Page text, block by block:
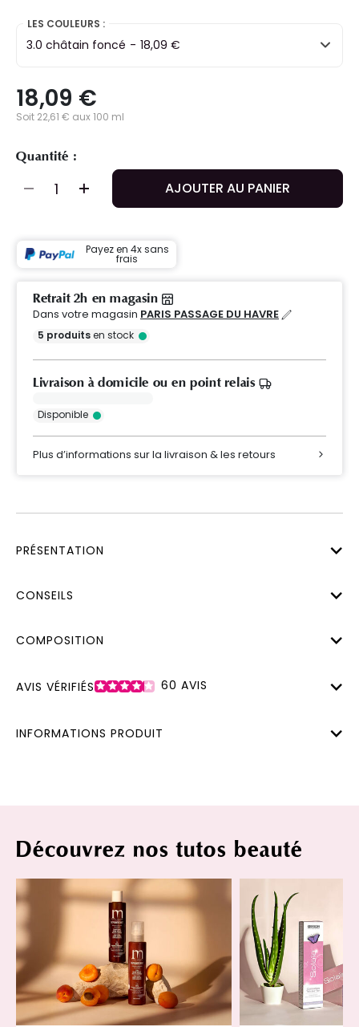
LES COULEURS :
3.0 châtain foncé - 18,09 €
18,09 €
Soit 22,61 € aux 100 ml
Quantité :
AJOUTER AU PANIER
Payez en 4x sans
frais
Retrait 2h en magasin
Dans votre magasin PARIS PASSAGE DU HAVRE
5 produitsen stock
Livraison à domicile ou en point relais
Disponible
Plus d’informations sur la livraison & les retours
PRÉSENTATION
CONSEILS
COMPOSITION
AVIS VÉRIFIÉS 60 AVIS
INFORMATIONS PRODUIT
Découvrez nos tutos beauté